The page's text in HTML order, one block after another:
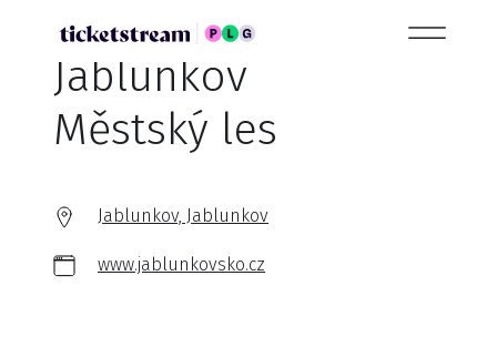
Jablunkov
Městský les
Jablunkov, Jablunkov
www.jablunkovsko.cz